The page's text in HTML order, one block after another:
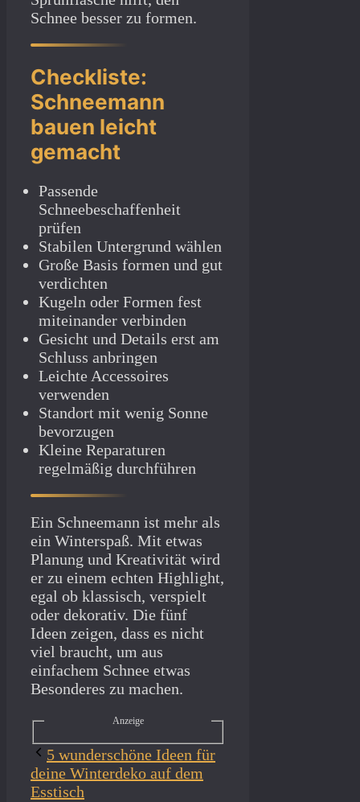
Schnee besser zu formen.
Checkliste:
Schneemann
bauen leicht
gemacht
Passende
Schneebeschaffenheit
prüfen
Stabilen Untergrund wählen
Große Basis formen und gut
verdichten
Kugeln oder Formen fest
miteinander verbinden
Gesicht und Details erst am
Schluss anbringen
Leichte Accessoires
verwenden
Standort mit wenig Sonne
bevorzugen
Kleine Reparaturen
regelmäßig durchführen
Ein Schneemann ist mehr als
ein Winterspaß. Mit etwas
Planung und Kreativität wird
er zu einem echten Highlight,
egal ob klassisch, verspielt
oder dekorativ. Die fünf
Ideen zeigen, dass es nicht
viel braucht, um aus
einfachem Schnee etwas
Besonderes zu machen.
Anzeige
5 wunderschöne Ideen für
deine Winterdeko auf dem
Esstisch